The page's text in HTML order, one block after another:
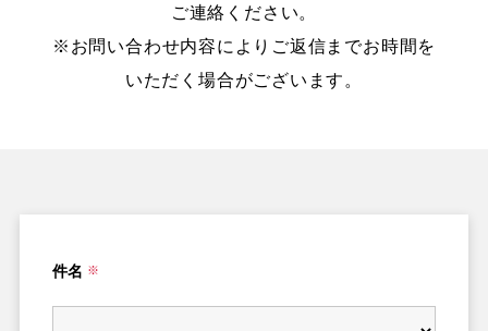
ご連絡ください。
※お問い合わせ内容によりご返信までお時間を
いただく場合がございます。
件名 ※